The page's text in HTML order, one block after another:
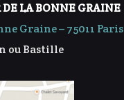
LA BONNE GRAINE
Graine – 75011 Paris
ou Bastille